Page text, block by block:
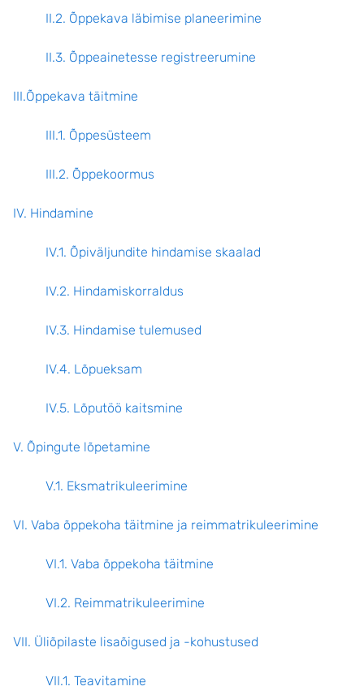
II.2. Õppekava läbimise planeerimine
II.3. Õppeainetesse registreerumine
III.Õppekava täitmine
III.1. Õppesüsteem
III.2. Õppekoormus
IV. Hindamine
IV.1. Õpiväljundite hindamise skaalad
IV.2. Hindamiskorraldus
IV.3. Hindamise tulemused
IV.4. Lõpueksam
IV.5. Lõputöö kaitsmine
V. Õpingute lõpetamine
V.1. Eksmatrikuleerimine
VI. Vaba õppekoha täitmine ja reimmatrikuleerimine
VI.1. Vaba õppekoha täitmine
VI.2. Reimmatrikuleerimine
VII. Üliõpilaste lisaõigused ja -kohustused
VII.1. Teavitamine